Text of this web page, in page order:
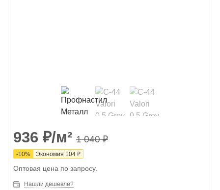
936 ₽/м² 1 040₽
-10% Экономия 104 ₽
Оптовая цена по запросу.
Нашли дешевле?